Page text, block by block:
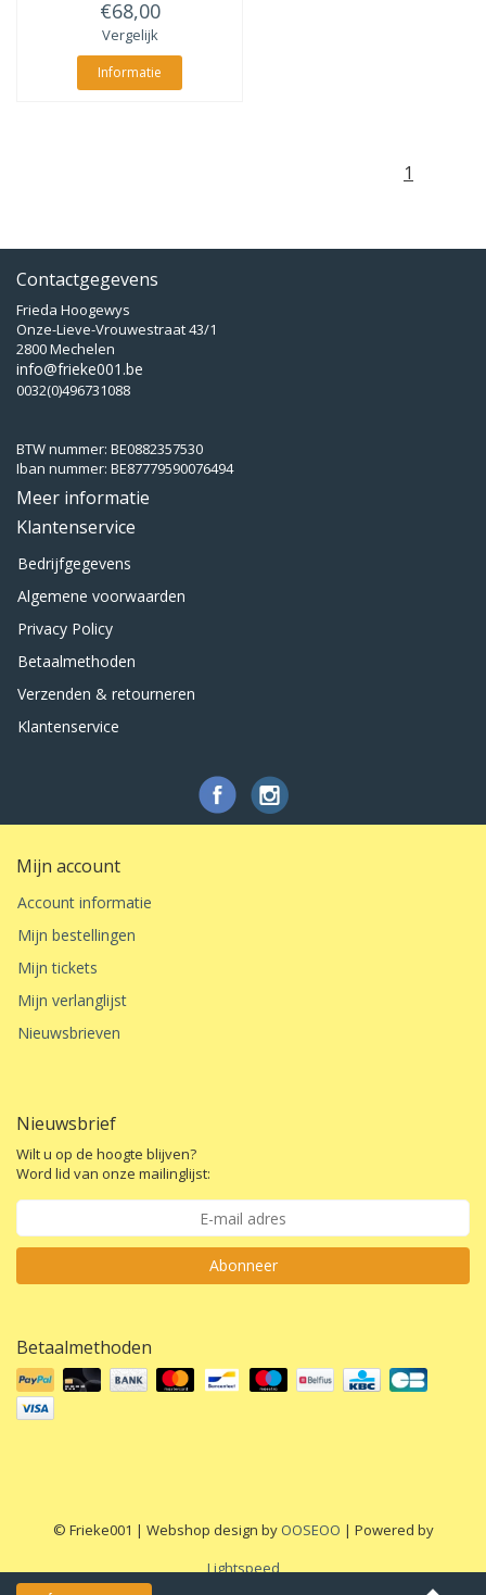
€68,00
Vergelijk
Informatie
1
Contactgegevens
Frieda Hoogewys
Onze-Lieve-Vrouwestraat 43/1
2800 Mechelen
info@frieke001.be
0032(0)496731088
BTW nummer: BE0882357530
Iban nummer: BE87779590076494
Meer informatie
Klantenservice
Bedrijfgegevens
Algemene voorwaarden
Privacy Policy
Betaalmethoden
Verzenden & retourneren
Klantenservice
Mijn account
Account informatie
Mijn bestellingen
Mijn tickets
Mijn verlanglijst
Nieuwsbrieven
Nieuwsbrief
Wilt u op de hoogte blijven?
Word lid van onze mailinglijst:
Abonneer
Betaalmethoden
© Frieke001 | Webshop design by OOSEOO | Powered by
Lightspeed